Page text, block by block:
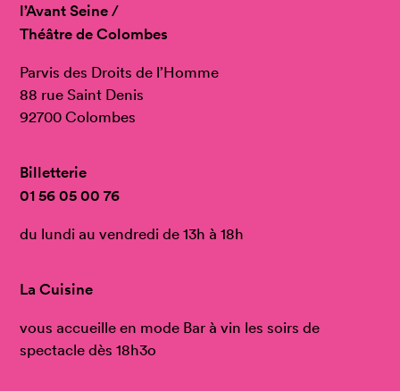
l’Avant Seine /
Théâtre de Colombes
Parvis des Droits de l’Homme
88 rue Saint Denis
92700 Colombes
Billetterie
01 56 05 00 76
du lundi au vendredi de 13h à 18h
La Cuisine
vous accueille en mode Bar à vin les soirs de
spectacle dès 18h3o